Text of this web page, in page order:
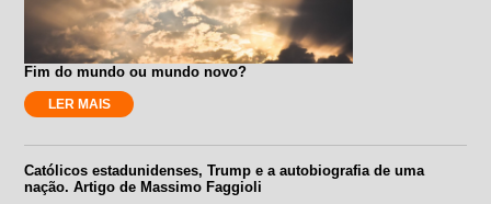
Fim do mundo ou mundo novo?
LER MAIS
Católicos estadunidenses, Trump e a autobiografia de uma
nação. Artigo de Massimo Faggioli